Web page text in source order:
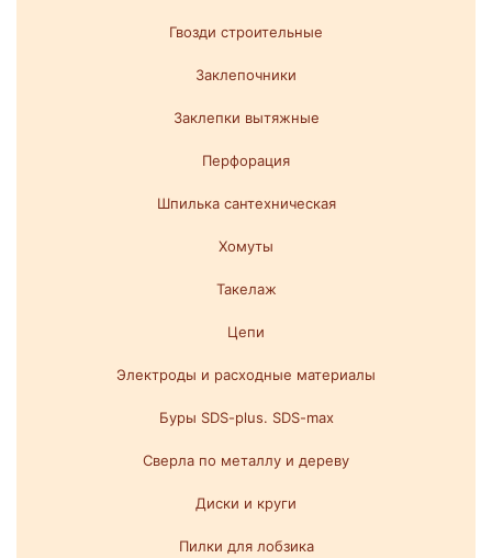
Гвозди строительные
Заклепочники
Заклепки вытяжные
Перфорация
Шпилька сантехническая
Хомуты
Такелаж
Цепи
Электроды и расходные материалы
Буры SDS-plus. SDS-max
Сверла по металлу и дереву
Диски и круги
Пилки для лобзика